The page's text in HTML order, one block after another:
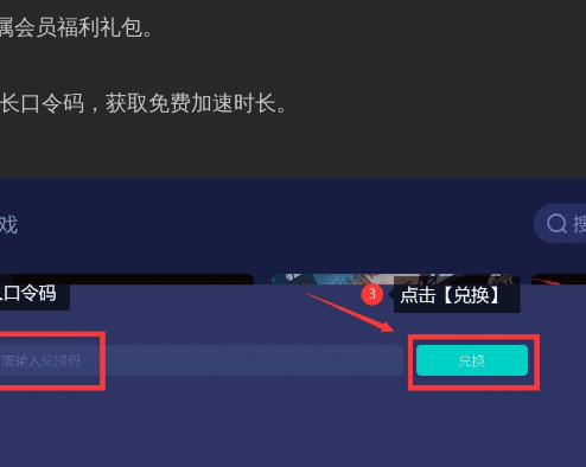
员福利礼包。
口令码，获取免费加速时长。